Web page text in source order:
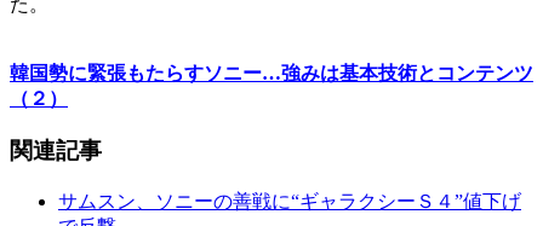
た。
韓国勢に緊張もたらすソニー…強みは基本技術とコンテンツ
（２）
関連記事
サムスン、ソニーの善戦に“ギャラクシーＳ４”値下げ